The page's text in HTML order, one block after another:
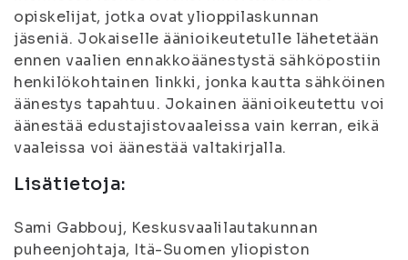
opiskelijat, jotka ovat ylioppilaskunnan
jäseniä. Jokaiselle äänioikeutetulle lähetetään
ennen vaalien ennakkoäänestystä sähköpostiin
henkilökohtainen linkki, jonka kautta sähköinen
äänestys tapahtuu. Jokainen äänioikeutettu voi
äänestää edustajistovaaleissa vain kerran, eikä
vaaleissa voi äänestää valtakirjalla.
Lisätietoja:
Sami Gabbouj, Keskusvaalilautakunnan
puheenjohtaja, Itä-Suomen yliopiston